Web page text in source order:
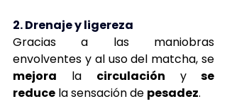
2. Drenaje y ligereza
Gracias a las maniobras
mejora la circulación y se
reduce la sensación de pesadez.